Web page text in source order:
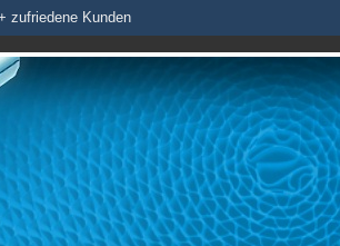
zufriedene Kunden